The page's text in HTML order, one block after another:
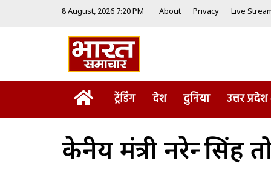
8 August, 2026 7:20 PM About Privacy Live
Homeट्रेंडिंग देश दुनिया उत्तर प्रदेश
केन्द्रीय मंत्री नरेन्द्र